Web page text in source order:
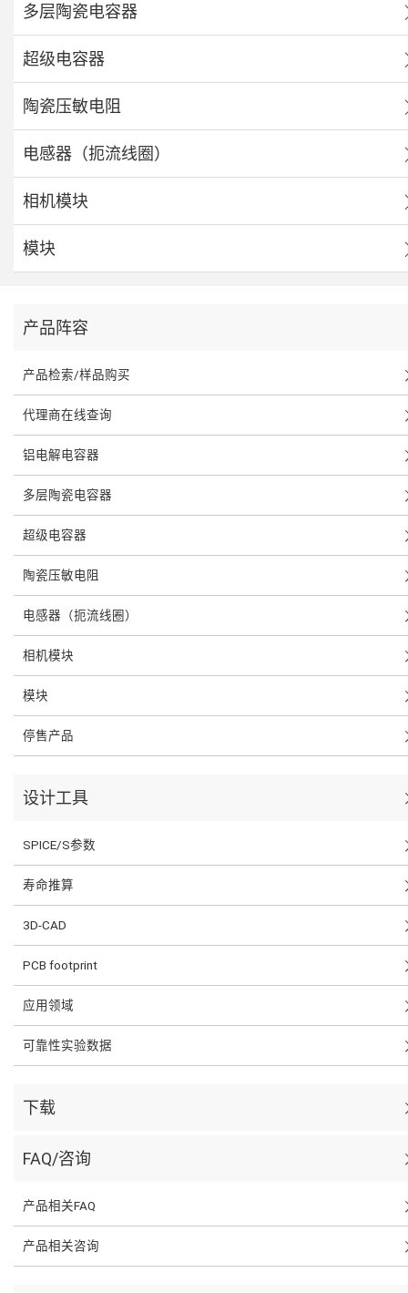
多层陶瓷电容器
超级电容器
陶瓷压敏电阻
电感器（扼流线圈）
相机模块
模块
产品阵容
产品检索/样品购买
代理商在线查询
铝电解电容器
多层陶瓷电容器
超级电容器
陶瓷压敏电阻
电感器（扼流线圈）
相机模块
模块
停售产品
设计工具
SPICE/S参数
寿命推算
3D-CAD
PCB footprint
应用领域
可靠性实验数据
下载
FAQ/咨询
产品相关FAQ
产品相关咨询